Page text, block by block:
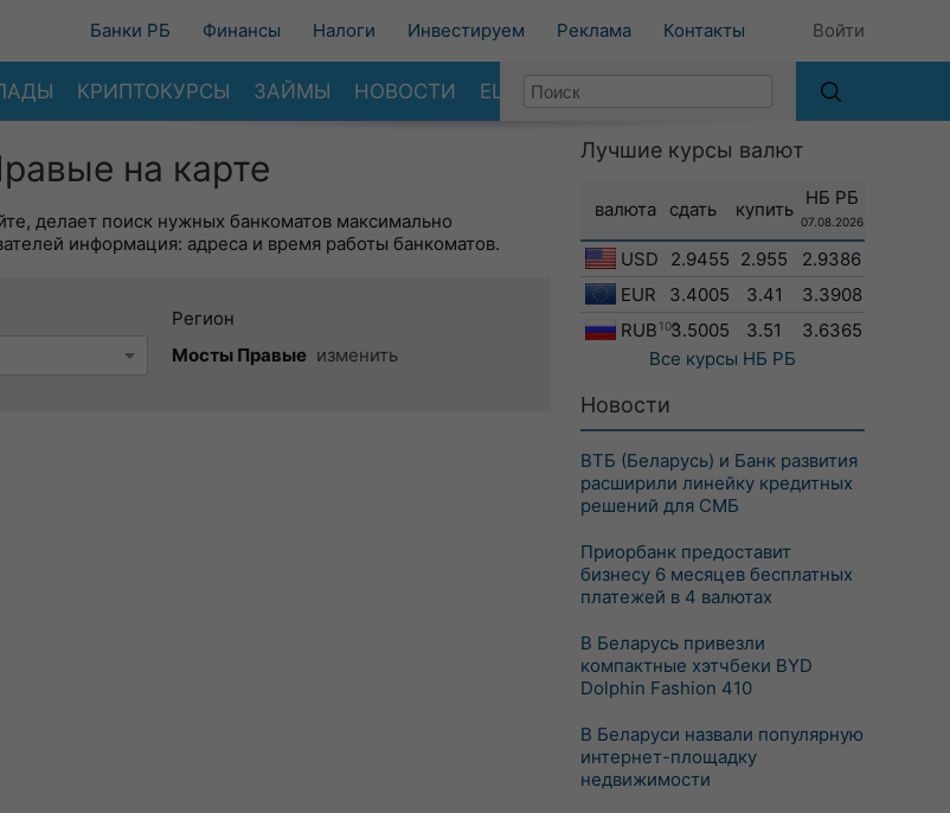
Банки РБ Финансы Налоги Инвестируем Реклама Контакты Войти
КРИПТОКУРСЫ ЗАЙМЫ НОВОСТИ ЕЩЕ
на карте
делает поиск нужных банкоматов максимально
информация: адреса и время работы банкоматов.
Регион
Мосты Правые изменить
Лучшие курсы валют
валюта сдать купить
НБ РБ
07.08.2026
USD 2.9455 2.955
2.9386
EUR
3.4005 3.41
3.3908
RUB 1003.5005 3.51
3.6365
Все курсы НБ РБ
Новости
ВТБ (Беларусь) и Банк развития
расширили линейку кредитных
решений для СМБ
Приорбанк предоставит
бизнесу 6 месяцев бесплатных
платежей в 4 валютах
В Беларусь привезли
компактные хэтчбеки BYD
Dolphin Fashion 410
В Беларуси назвали популярную
интернет-площадку
недвижимости